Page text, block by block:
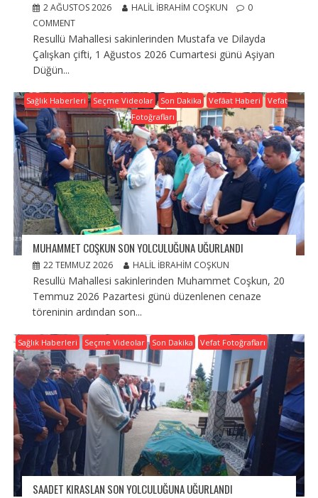
2 AĞUSTOS 2026 HALIL İBRAHIM COŞKUN
0
COMMENT
Resullü Mahallesi sakinlerinden Mustafa ve Dilayda
Çalışkan çifti, 1 Ağustos 2026 Cumartesi günü Aşiyan
Düğün...
Sağlık Haberleri Seçme Videolar Son Dakika Vefâat Haberi
Vefat
Fotoğrafları
MUHAMMET COŞKUN SON YOLCULUĞUNA UĞURLANDI
22 TEMMUZ 2026 HALIL İBRAHIM COŞKUN
Resullü Mahallesi sakinlerinden Muhammet Coşkun, 20
Temmuz 2026 Pazartesi günü düzenlenen cenaze
töreninin ardından son...
Sağlık Haberleri Seçme Videolar Son Dakika Vefat Fotoğrafları
SAADET KIRASLAN SON YOLCULUĞUNA UĞURLANDI